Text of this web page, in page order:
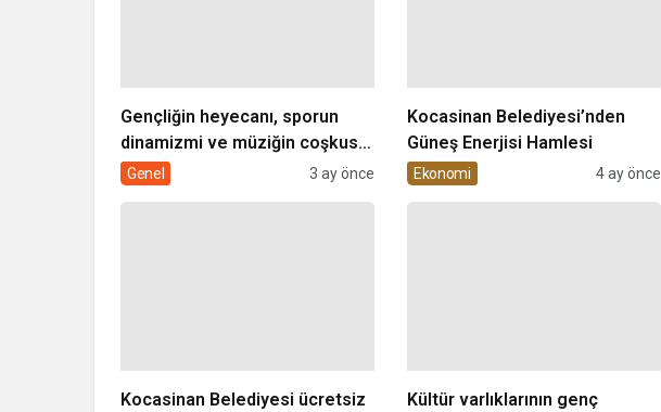
Gençliğin heyecanı, sporun
dinamizmi ve müziğin coşkusu
Kocasinan’da bir araya geliyor!
Genel 3 ay önce
Kocasinan Belediyesi’nden
Güneş Enerjisi Hamlesi
Ekonomi 4 ay önce
Kocasinan Belediyesi ücretsiz
Kültür varlıklarının genç